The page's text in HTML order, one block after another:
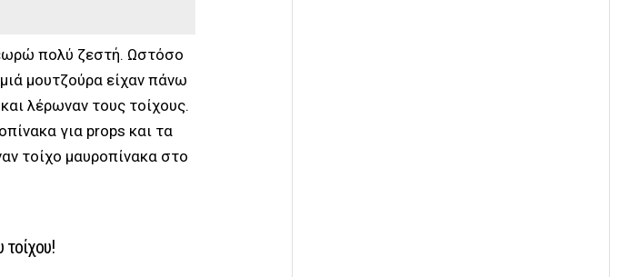
πολύ ζεστή. Ωστόσο
μουτζούρα είχαν πάνω
λέρωναν τους τοίχους.
για props και τα
τοίχο μαυροπίνακα στο
τοίχου!